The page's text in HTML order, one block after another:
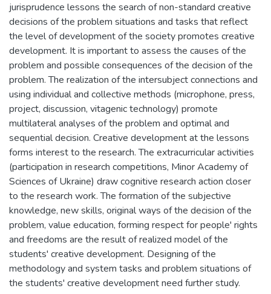
jurisprudence lessons the search of non-standard creative
decisions of the problem situations and tasks that reflect
the level of development of the society promotes creative
development. It is important to assess the causes of the
problem and possible consequences of the decision of the
problem. The realization of the intersubject connections and
using individual and collective methods (microphone, press,
project, discussion, vitagenic technology) promote
multilateral analyses of the problem and optimal and
sequential decision. Creative development at the lessons
forms interest to the research. The extracurricular activities
(participation in research competitions, Minor Academy of
Sciences of Ukraine) draw cognitive research action closer
to the research work. The formation of the subjective
knowledge, new skills, original ways of the decision of the
problem, value education, forming respect for people' rights
and freedoms are the result of realized model of the
students' creative development. Designing of the
methodology and system tasks and problem situations of
the students' creative development need further study.